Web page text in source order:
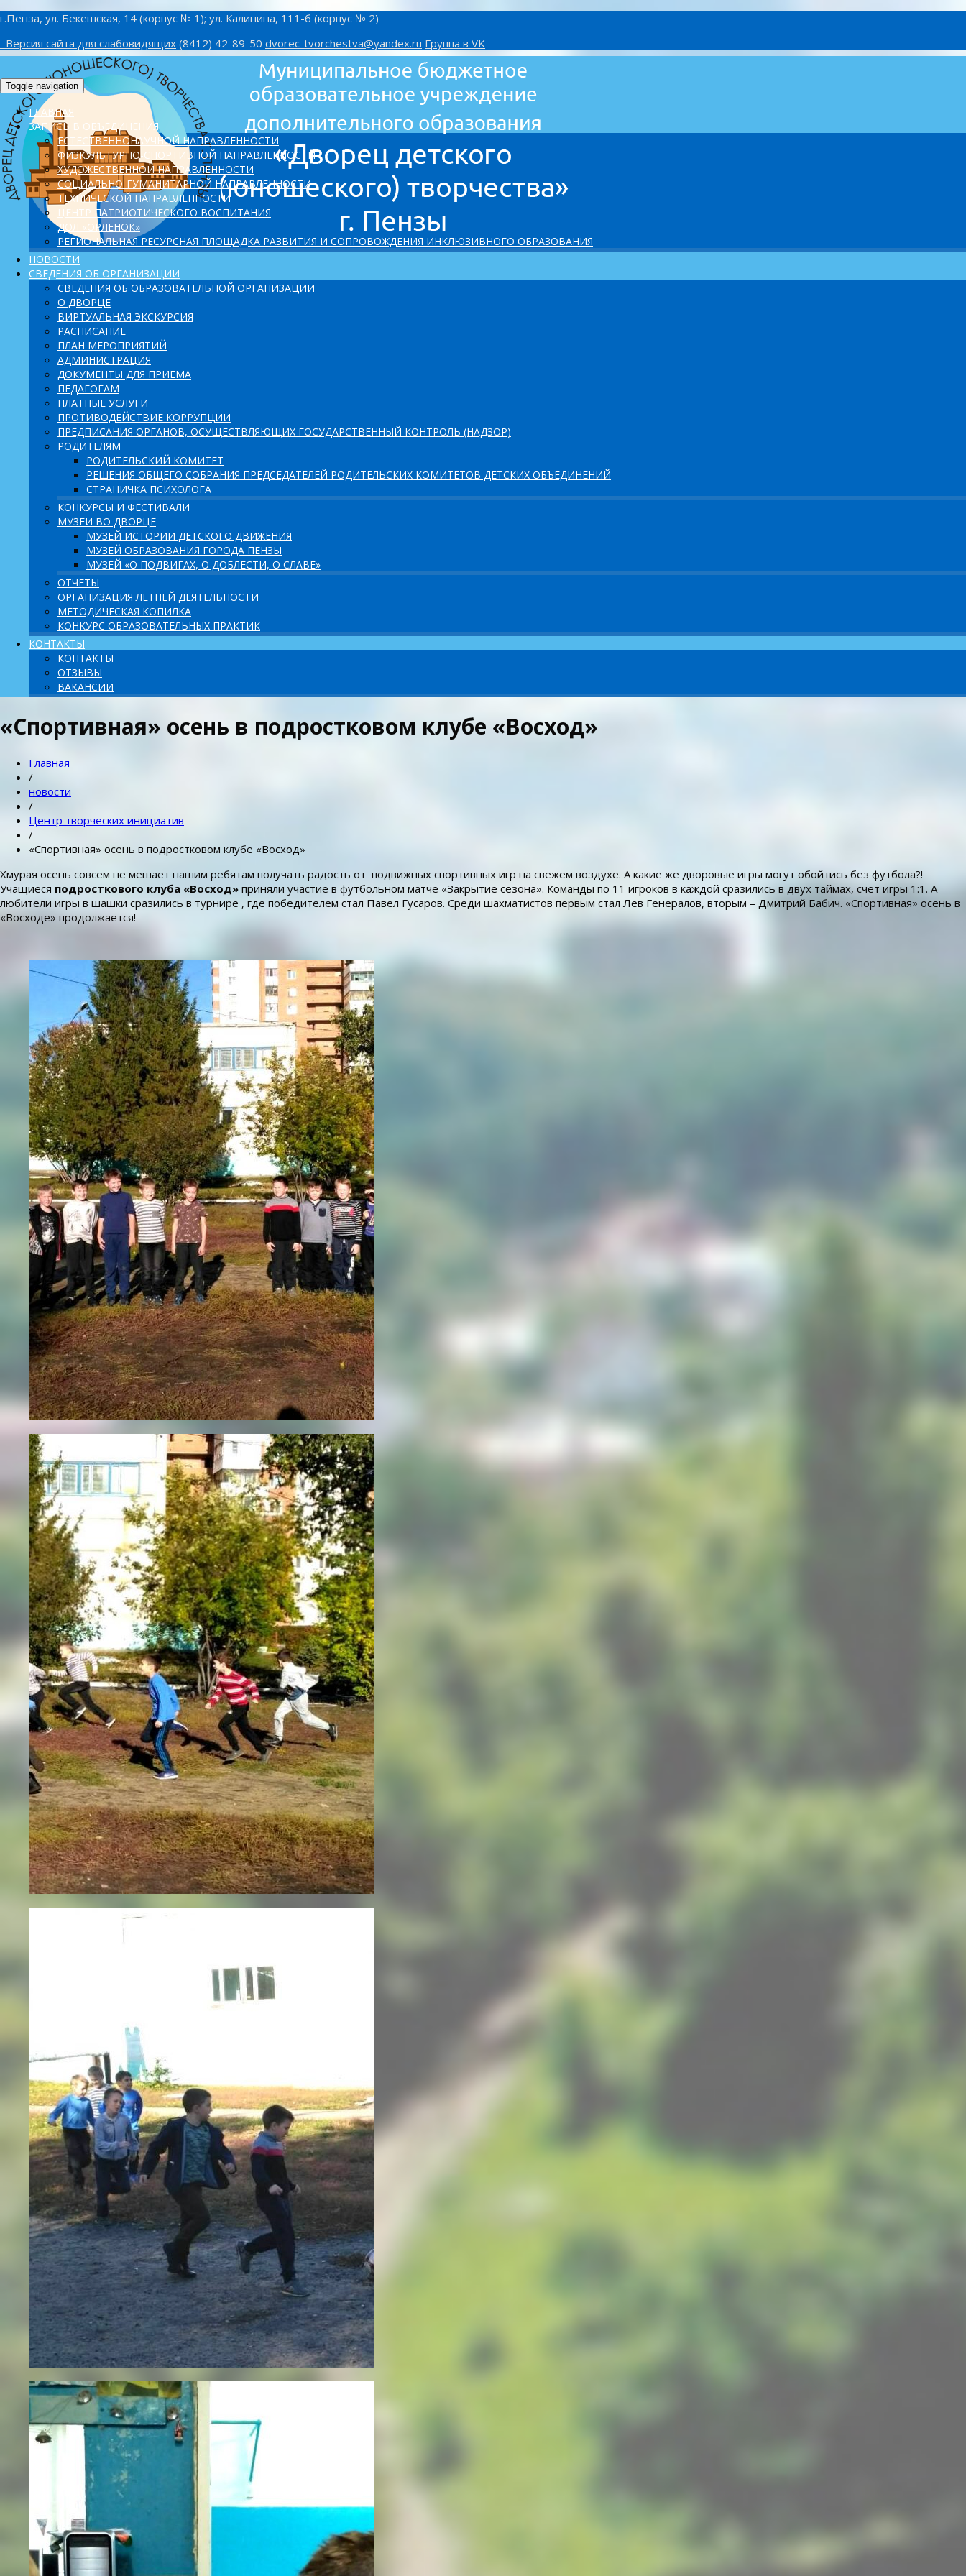
г.Пенза, ул. Бекешская, 14 (корпус № 1); ул. Калинина, 111-б (корпус № 2)
Версия сайта для слабовидящих (8412) 42-89-50 dvorec-tvorchestva@yandex.ru Группа в VK
Toggle navigation
ГЛАВНАЯ
ЗАПИСЬ В ОБЪЕДИНЕНИЯ
ЕСТЕСТВЕННОНАУЧНОЙ НАПРАВЛЕННОСТИ
ФИЗКУЛЬТУРНО-СПОРТИВНОЙ НАПРАВЛЕННОСТИ
ХУДОЖЕСТВЕННОЙ НАПРАВЛЕННОСТИ
СОЦИАЛЬНО-ГУМАНИТАРНОЙ НАПРАВЛЕННОСТИ
ТЕХНИЧЕСКОЙ НАПРАВЛЕННОСТИ
ЦЕНТР ПАТРИОТИЧЕСКОГО ВОСПИТАНИЯ
ДОЛ «ОРЛЕНОК»
PЕГИОНАЛЬНАЯ РЕСУРСНАЯ ПЛОЩАДКА РАЗВИТИЯ И СОПРОВОЖДЕНИЯ ИНКЛЮЗИВНОГО ОБРАЗОВАНИЯ
НОВОСТИ
СВЕДЕНИЯ ОБ ОРГАНИЗАЦИИ
СВЕДЕНИЯ ОБ ОБРАЗОВАТЕЛЬНОЙ ОРГАНИЗАЦИИ
О ДВОРЦЕ
ВИРТУАЛЬНАЯ ЭКСКУРСИЯ
РАСПИСАНИЕ
ПЛАН МЕРОПРИЯТИЙ
АДМИНИСТРАЦИЯ
ДОКУМЕНТЫ ДЛЯ ПРИЕМА
ПЕДАГОГАМ
ПЛАТНЫЕ УСЛУГИ
ПРОТИВОДЕЙСТВИЕ КОРРУПЦИИ
ПРЕДПИСАНИЯ ОРГАНОВ, ОСУЩЕСТВЛЯЮЩИХ ГОСУДАРСТВЕННЫЙ КОНТРОЛЬ (НАДЗОР)
РОДИТЕЛЯМ
РОДИТЕЛЬСКИЙ КОМИТЕТ
РЕШЕНИЯ ОБЩЕГО СОБРАНИЯ ПРЕДСЕДАТЕЛЕЙ РОДИТЕЛЬСКИХ КОМИТЕТОВ ДЕТСКИХ ОБЪЕДИНЕНИЙ
СТРАНИЧКА ПСИХОЛОГА
КОНКУРСЫ И ФЕСТИВАЛИ
МУЗЕИ ВО ДВОРЦЕ
МУЗЕЙ ИСТОРИИ ДЕТСКОГО ДВИЖЕНИЯ
МУЗЕЙ ОБРАЗОВАНИЯ ГОРОДА ПЕНЗЫ
МУЗЕЙ «О ПОДВИГАХ, О ДОБЛЕСТИ, О СЛАВЕ»
ОТЧЕТЫ
ОРГАНИЗАЦИЯ ЛЕТНЕЙ ДЕЯТЕЛЬНОСТИ
МЕТОДИЧЕСКАЯ КОПИЛКА
КОНКУРС ОБРАЗОВАТЕЛЬНЫХ ПРАКТИК
КОНТАКТЫ
КОНТАКТЫ
ОТЗЫВЫ
ВАКАНСИИ
«Спортивная» осень в подростковом клубе «Восход»
Главная
/
новости
/
Центр творческих инициатив
/
«Спортивная» осень в подростковом клубе «Восход»
Хмурая осень совсем не мешает нашим ребятам получать радость от подвижных спортивных игр на свежем воздухе. А какие же дворовые игры могут обойтись без футбола?!
Учащиеся подросткового клуба «Восход» приняли участие в футбольном матче «Закрытие сезона». Команды по 11 игроков в каждой сразились в двух таймах, счет игры 1:1. А
любители игры в шашки сразились в турнире , где победителем стал Павел Гусаров. Среди шахматистов первым стал Лев Генералов, вторым – Дмитрий Бабич. «Спортивная» осень в
«Восходе» продолжается!